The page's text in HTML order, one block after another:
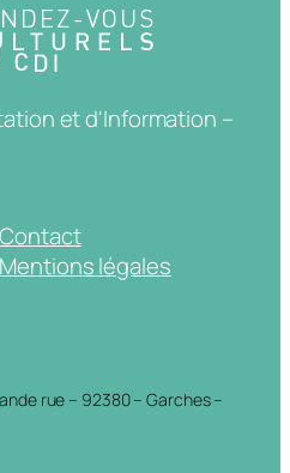
et d'Information –
Contact
Mentions légales
rue – 92380 – Garches –